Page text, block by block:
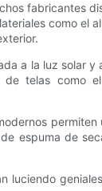
fabricantes
como el
a la luz solar y
telas como
permiten
espuma de
luciendo